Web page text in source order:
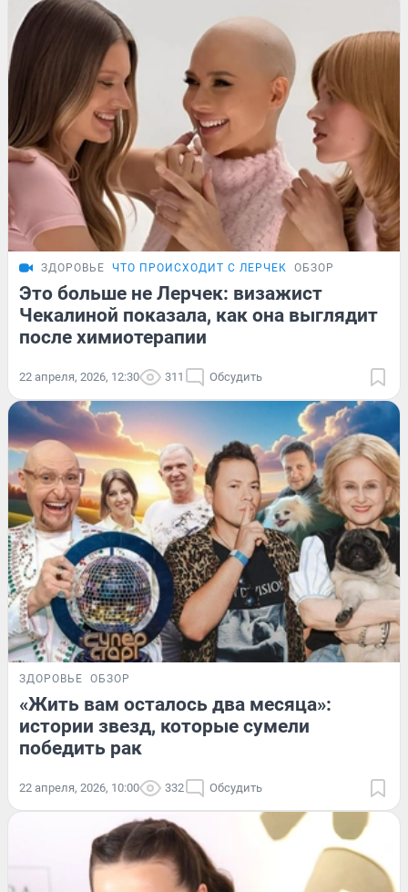
ЗДОРОВЬЕ ЧТО ПРОИСХОДИТ С ЛЕРЧЕК ОБЗОР
Это больше не Лерчек: визажист
Чекалиной показала, как она выглядит
после химиотерапии
22 апреля, 2026, 12:30 311 Обсудить
ЗДОРОВЬЕ ОБЗОР
«Жить вам осталось два месяца»:
истории звезд, которые сумели
победить рак
22 апреля, 2026, 10:00 332 Обсудить